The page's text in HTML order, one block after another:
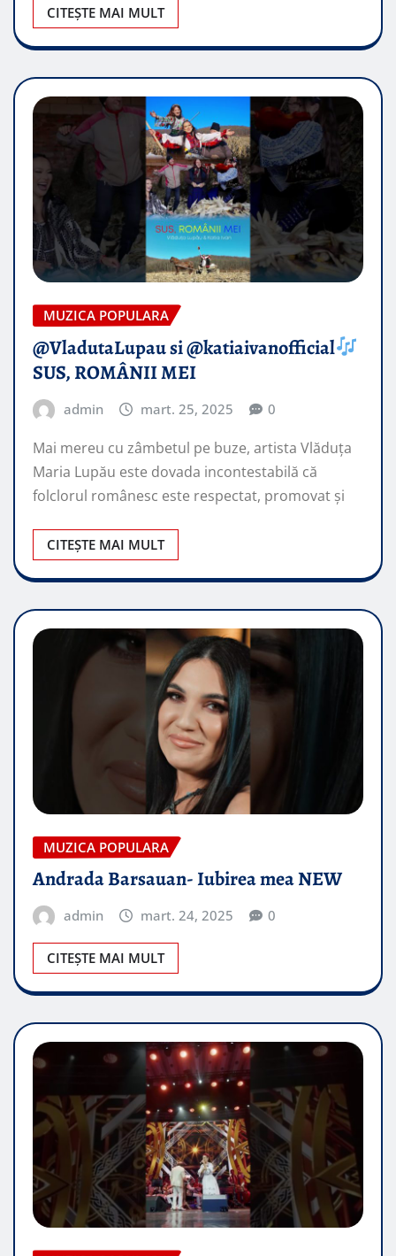
CITEȘTE MAI MULT
MUZICA POPULARA
​@VladutaLupau si @katiaivanofficial
SUS, ROMÂNII MEI
admin mart. 25, 2025 0
Mai mereu cu zâmbetul pe buze, artista Vlăduța
Maria Lupău este dovada incontestabilă că
folclorul românesc este respectat, promovat şi
CITEȘTE MAI MULT
MUZICA POPULARA
Andrada Barsauan- Iubirea mea NEW
admin mart. 24, 2025 0
CITEȘTE MAI MULT